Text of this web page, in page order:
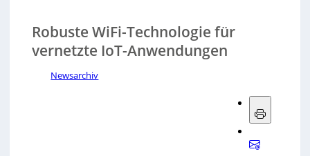
Robuste WiFi-Technologie für
vernetzte IoT-Anwendungen
Newsarchiv